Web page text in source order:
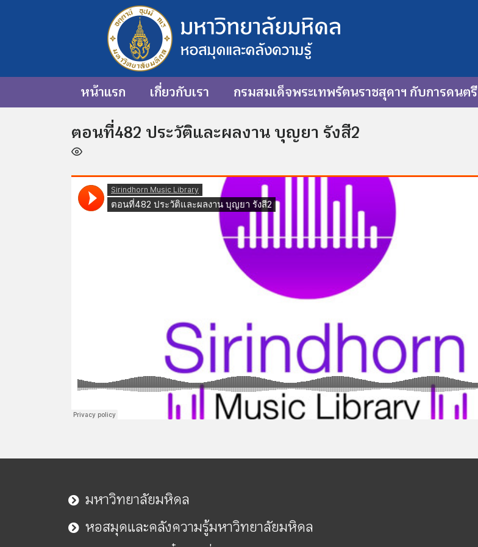
หน้าแรก เกี่ยวกับเรา กรมสมเด็จพระเทพรัตนราชสุดาฯ กับการดนตรี
ตอนที่482 ประวัติและผลงาน บุญยา รังสี2
มหาวิทยาลัยมหิดล
หอสมุดและคลังความรู้มหาวิทยาลัยมหิดล